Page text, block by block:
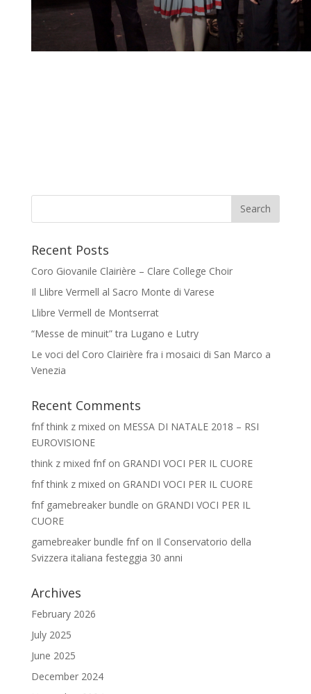
Recent Posts
Coro Giovanile Clairière – Clare College Choir
Il Llibre Vermell al Sacro Monte di Varese
Llibre Vermell de Montserrat
“Messe de minuit” tra Lugano e Lutry
Le voci del Coro Clairière fra i mosaici di San Marco a
Venezia
Recent Comments
fnf think z mixed on MESSA DI NATALE 2018 – RSI
EUROVISIONE
think z mixed fnfon GRANDI VOCI PER IL CUORE
fnf think z mixed on GRANDI VOCI PER IL CUORE
fnf gamebreaker bundle on GRANDI VOCI PER IL
CUORE
gamebreaker bundle fnfon Il Conservatorio della
Svizzera italiana festeggia 30 anni
Archives
February 2026
July 2025
June 2025
December 2024